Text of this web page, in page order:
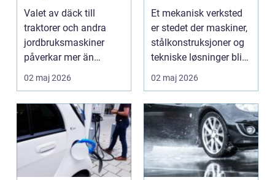
maskiner
Valet av däck till
traktorer och andra
jordbruksmaskiner
påverkar mer än
många tror. Rätt däck
ger b...
02 maj 2026
Et mekanisk verksted
er stedet der maskiner,
stålkonstruksjoner og
tekniske løsninger blir
holdt i g...
02 maj 2026